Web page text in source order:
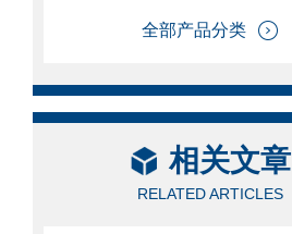
全部产品分类
相关文章
RELATED ARTICLES